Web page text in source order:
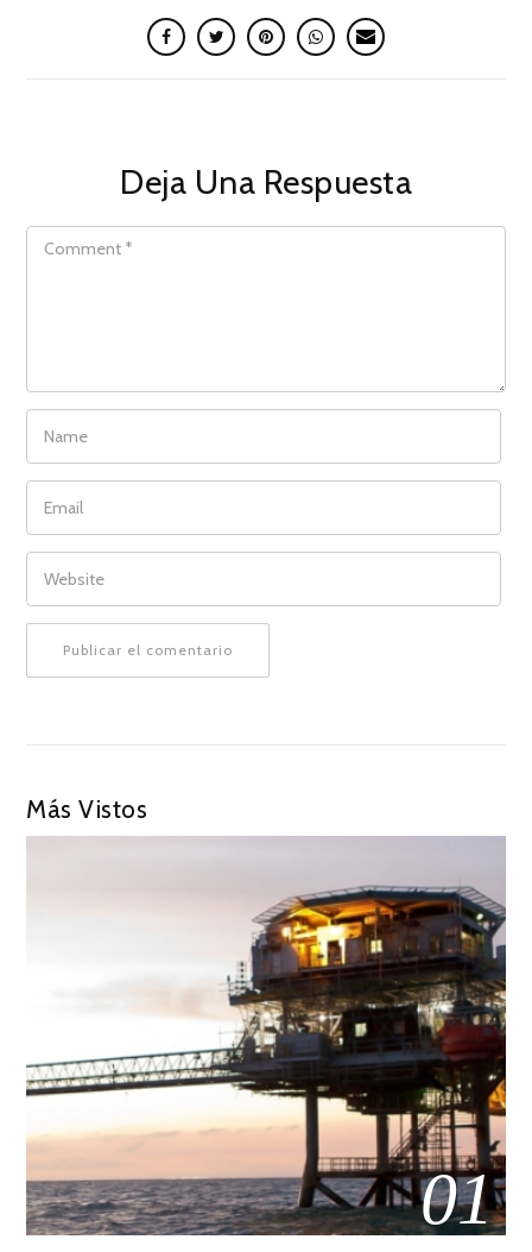
Deja Una Respuesta
COMMENT
NAME
EMAIL
WEBSITE
Más Vistos
01